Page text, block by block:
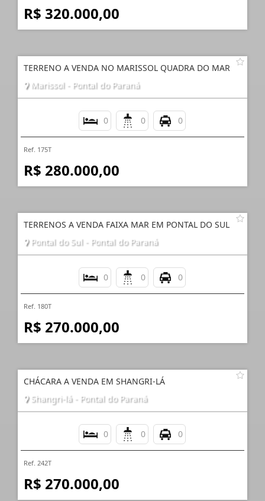
R$ 320.000,00
TERRENO A VENDA NO MARISSOL QUADRA DO MAR
Marissol - Pontal do Paraná
0 0 0
Ref. 175T
R$ 280.000,00
TERRENOS A VENDA FAIXA MAR EM PONTAL DO SUL
Pontal do Sul - Pontal do Paraná
0 0 0
Ref. 180T
R$ 270.000,00
CHÁCARA A VENDA EM SHANGRI-LÁ
Shangri-lá - Pontal do Paraná
0 0 0
Ref. 242T
R$ 270.000,00